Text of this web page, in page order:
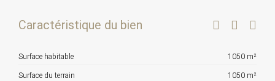
Caractéristique du bien
Surface habitable 1050 m²
Surface du terrain 1050 m²